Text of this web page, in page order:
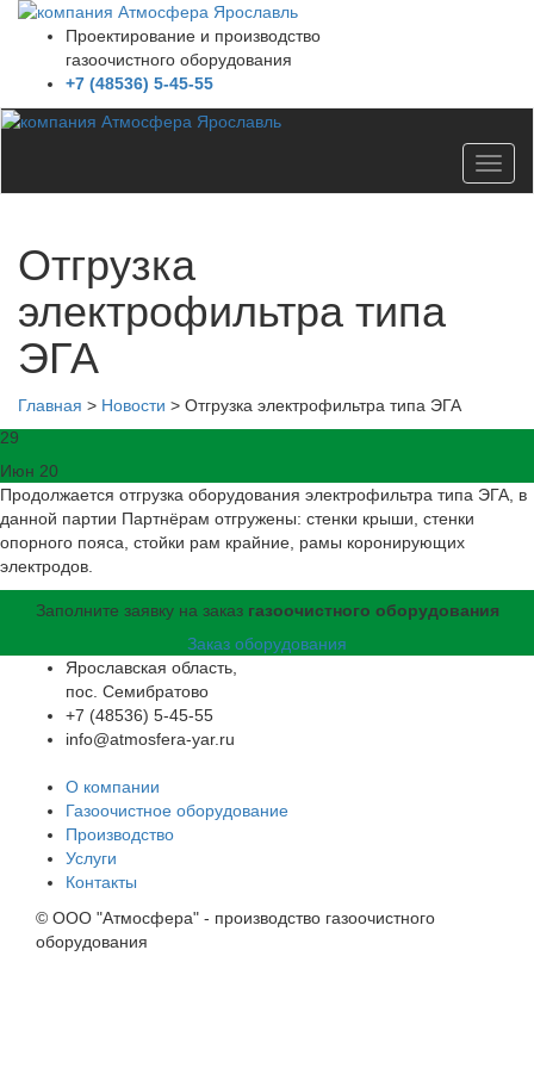
Проектирование и производство
газоочистного оборудования
+7 (48536) 5-45-55
Отгрузка
электрофильтра типа
ЭГА
Главная > Новости > Отгрузка электрофильтра типа ЭГА
29
Июн 20
Продолжается отгрузка оборудования электрофильтра типа ЭГА, в
данной партии Партнёрам отгружены: стенки крыши, стенки
опорного пояса, стойки рам крайние, рамы коронирующих
электродов.
Заполните заявку на заказ газоочистного оборудования
Заказ оборудования
Ярославская область,
пос. Семибратово
+7 (48536) 5-45-55
info@atmosfera-yar.ru
О компании
Газоочистное оборудование
Производство
Услуги
Контакты
© OOO "Атмосфера" - производство газоочистного
оборудования